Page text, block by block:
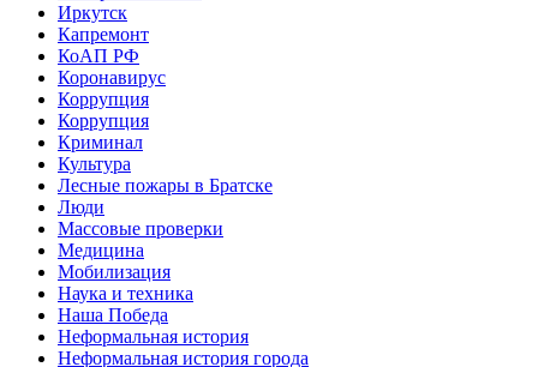
Иркутск
Капремонт
КоАП РФ
Коронавирус
Коррупция
Коррупция
Криминал
Культура
Лесные пожары в Братске
Люди
Массовые проверки
Медицина
Мобилизация
Наука и техника
Наша Победа
Неформальная история
Неформальная история города